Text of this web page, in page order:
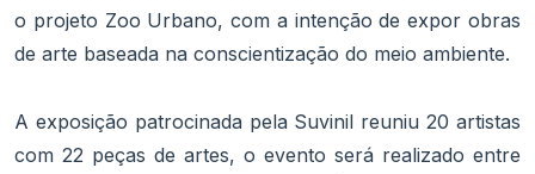
o projeto Zoo Urbano, com a intenção de expor obras
de arte baseada na conscientização do meio ambiente.
A exposição patrocinada pela Suvinil reuniu 20 artistas
com 22 peças de artes, o evento será realizado entre